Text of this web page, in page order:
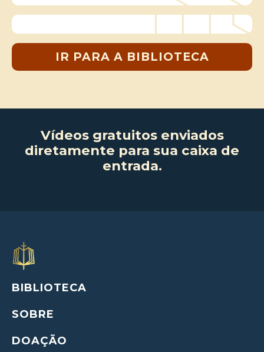
IR PARA A BIBLIOTECA
Vídeos gratuitos enviados
diretamente para sua caixa de
entrada.
BIBLIOTECA
SOBRE
DOAÇÃO